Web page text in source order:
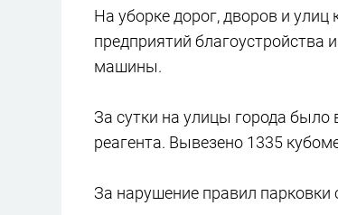
На уборке дорог, дворов и улиц
предприятий благоустройства
машины.
За сутки на улицы города
реагента. Вывезено 1335
За нарушение правил парковки